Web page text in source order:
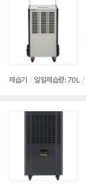
제습기 / 일일제습량: 70L /